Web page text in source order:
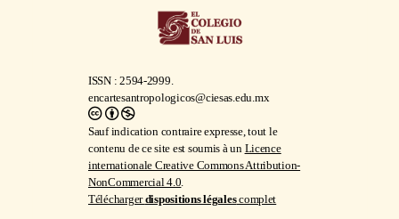
ISSN : 2594-2999.
encartesantropologicos@ciesas.edu.mx
Sauf indication contraire expresse, tout le
contenu de ce site est soumis à un Licence
internationale Creative Commons Attribution-
NonCommercial 4.0.
Téléchargerdispositions légalescomplet